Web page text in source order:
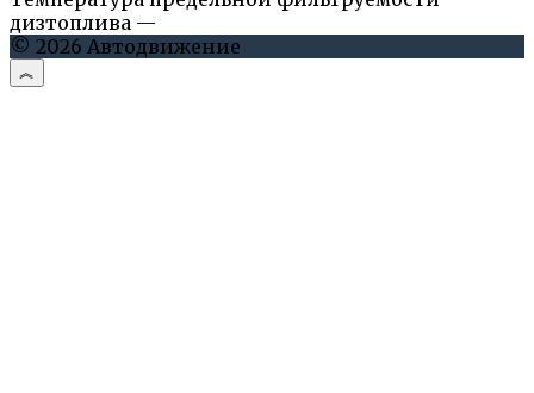
дизтоплива —
© 2026 Автодвижение